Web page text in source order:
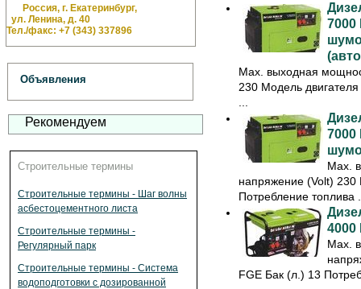
Россия, г. Екатеринбург,
ул. Ленина, д. 40
Тел./факс: +7 (343) 337896
Объявления
Рекомендуем
Строительные термины
Строительные термины - Шаг волны
асбестоцементного листа
Строительные термины -
Регулярный парк
Строительные термины - Система
водоподготовки с дозированной
7000
Max. выходная
230 Модель
...
7000
Max.
напряжение (Volt) 230
Потребление топлива
4000
Max.
FGE Бак (л.) 13